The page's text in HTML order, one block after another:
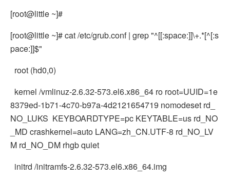
[root@little ~]#
[root@little ~]# cat /etc/grub.conf | grep "^[[:space:]]\+.*[^[:s
pace:]]$"
root (hd0,0)
kernel /vmlinuz-2.6.32-573.el6.x86_64 ro root=UUID=1e
8379ed-1b71-4c70-b97a-4d2121654719 nomodeset rd_
NO_LUKS KEYBOARDTYPE=pc KEYTABLE=us rd_NO
_MD crashkernel=auto LANG=zh_CN.UTF-8 rd_NO_LV
M rd_NO_DM rhgb quiet
initrd /initramfs-2.6.32-573.el6.x86_64.img